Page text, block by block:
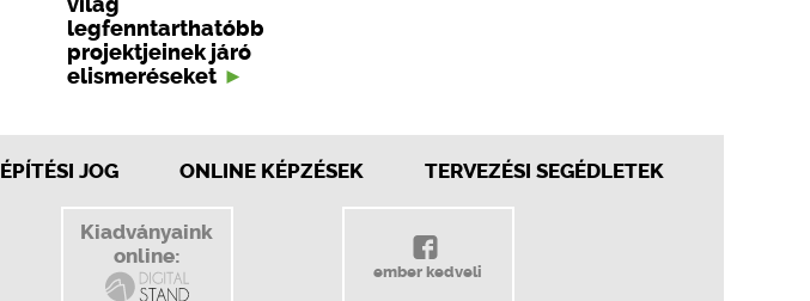
világ
legfenntarthatóbb
projektjeinek járó
elismeréseket
ÉPÍTÉSI JOG ONLINE KÉPZÉSEK TERVEZÉSI SEGÉDLETEK
Kiadványaink
online:
ember kedveli